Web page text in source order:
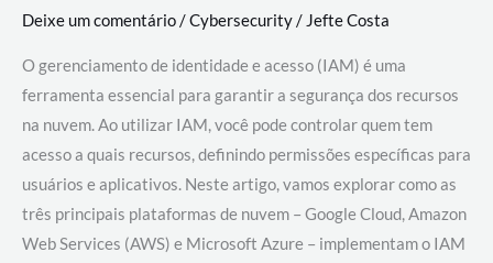
Deixe um comentário/Cybersecurity/ Jefte Costa
O gerenciamento de identidade e acesso (IAM) é uma
ferramenta essencial para garantir a segurança dos recursos
na nuvem. Ao utilizar IAM, você pode controlar quem tem
acesso a quais recursos, definindo permissões específicas para
usuários e aplicativos. Neste artigo, vamos explorar como as
três principais plataformas de nuvem – Google Cloud, Amazon
Web Services (AWS) e Microsoft Azure – implementam o IAM